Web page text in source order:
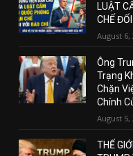
LUẬT
CHẾ
August 6,
Ông
Trạng
Chặn
Chính
August 5,
THẾ